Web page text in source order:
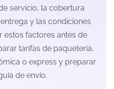
servicio, la cobertura
y las condiciones
estos factores antes de
tarifas de paquetería,
o express y preparar
de envío.